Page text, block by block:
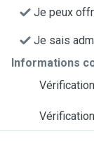
Je peux
Je sais
Informations